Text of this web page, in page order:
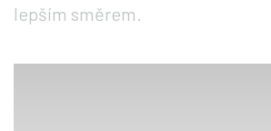
lepším směrem.